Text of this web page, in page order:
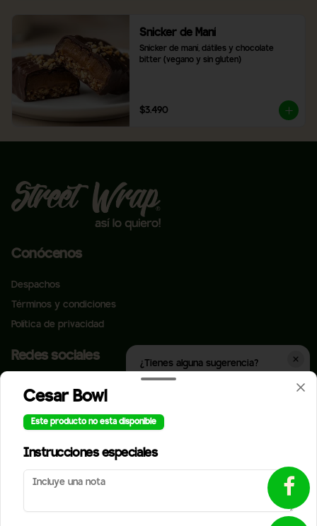
¿Tienes alguna sugerencia?
Escríbenos aquí 💬
Snicker de Maní
Snicker de maní, dátiles y chocolate
bitter (vegano y sin gluten)
$3.490
Conócenos
Despachos
Términos y condiciones
Política de privacidad
Redes sociales
Instagram
Mi cuenta
Pedir
Iniciar sesión
Cesar Bowl
Este producto no esta disponible
Instrucciones especiales